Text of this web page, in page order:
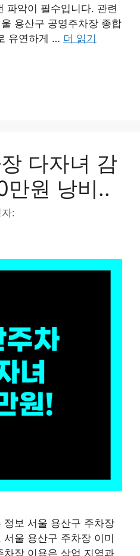
파악이 필수입니다. 관련
용산구 공영주차장 종합
유연하게 … 더 읽기
다자녀 감
만원 낭비..
:
보 서울 용산구 주차장
울 용산구 주차장 이미
장 이용은 상업 지역과